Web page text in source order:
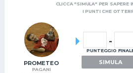
CLICCA "SIMULA" PER SAPERE
I PUNTI CHE
PROMETEO
PAGANI
-
PUNTEGGIO
SIMULA